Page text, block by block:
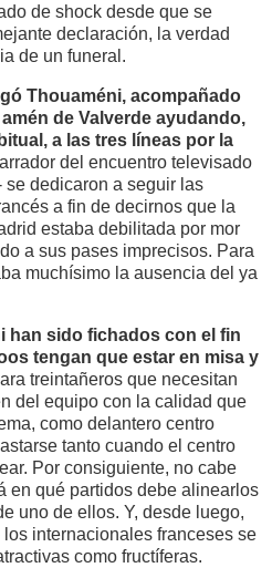
de shock desde que se
declaración, la verdad
de un funeral.
Thouaméni, acompañado
de Valverde ayudando,
a las tres líneas por la
del encuentro televisado
se dedicaron a seguir las
a fin de decirnos que la
estaba debilitada por mor
a sus pases imprecisos. Para
muchísimo la ausencia del ya
han sido fichados con el fin
tengan que estar en misa y
treintañeros que necesitan
del equipo con la calidad que
como delantero centro
tanto cuando el centro
Por consiguiente, no cabe
en qué partidos debe alinearlos
uno de ellos. Y, desde luego,
internacionales franceses se
como fructíferas.